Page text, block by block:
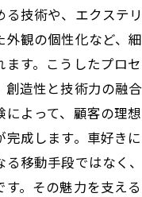
る技術や、エクステ
外観の個性化など、
す。こうしたプロ
造性と技術力の融
によって、顧客の理
完成します。車好き
る移動手段ではなく
。その魅力を支え